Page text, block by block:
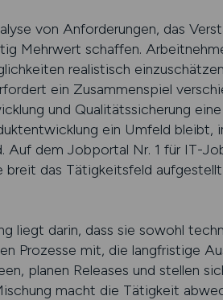
von Anforderungen, das
Mehrwert schaffen.
realistisch
ein Zusammenspiel
und Qualitätssicherung
ein Umfeld bleibt,
Auf dem Jobportal Nr. 1 für IT-
das Tätigkeitsfeld
liegt darin, dass sie sowohl
Prozesse mit, die langfristige
planen Releases und stellen
macht die Tätigkeit